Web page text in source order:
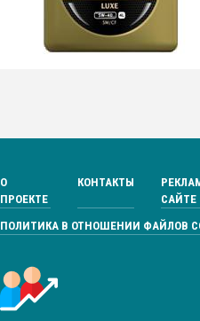
О
ПРОЕКТЕ
КОНТАКТЫ
САЙТЕ
ПОЛИТИКА В ОТНОШЕНИИ ФАЙЛОВ